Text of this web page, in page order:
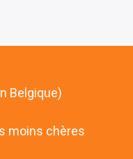
Belgique)
moins chères